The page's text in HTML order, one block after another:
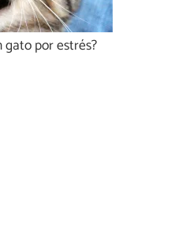
gato por estrés?